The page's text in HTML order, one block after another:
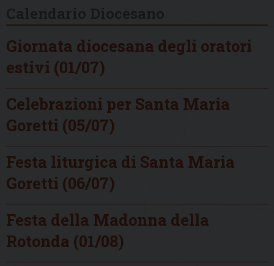
Giornata diocesana degli oratori
estivi (01/07)
Celebrazioni per Santa Maria
Goretti (05/07)
Festa liturgica di Santa Maria
Goretti (06/07)
Festa della Madonna della
Rotonda (01/08)